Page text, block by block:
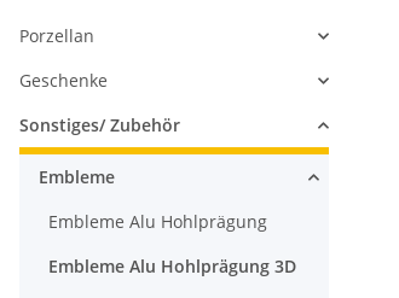
Porzellan
Geschenke
Sonstiges/ Zubehör
Embleme
Embleme Alu Hohlprägung
Embleme Alu Hohlprägung 3D